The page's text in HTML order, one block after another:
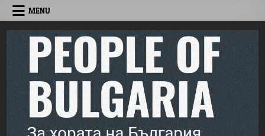
Skip to content
MENU